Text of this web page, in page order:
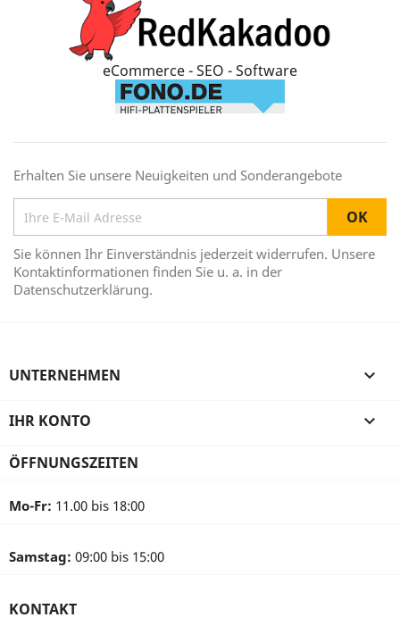
eCommerce - SEO - Software
Erhalten Sie unsere Neuigkeiten und Sonderangebote
Sie können Ihr Einverständnis jederzeit widerrufen. Unsere
Kontaktinformationen finden Sie u. a. in der
Datenschutzerklärung.
UNTERNEHMEN 
IHR KONTO 
ÖFFNUNGSZEITEN
Mo-Fr: 11.00 bis 18:00
Samstag: 09:00 bis 15:00
KONTAKT